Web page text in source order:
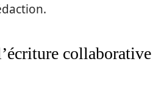
collaborative